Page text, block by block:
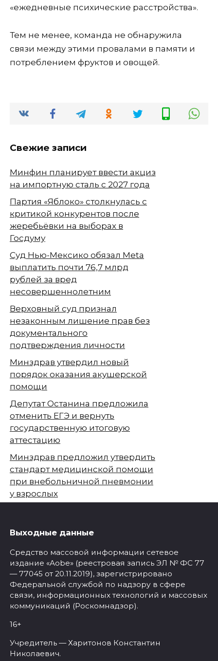
«ежедневные психические расстройства».
Тем не менее, команда не обнаружила
связи между этими провалами в памяти и
потреблением фруктов и овощей.
Свежие записи
Минфин планирует ввести акциз
на импортную сталь с 2027 года
Партия «Яблоко» столкнулась с
критикой конкурентов после
жеребьёвки на выборах в
Госдуму
Суд Нью-Мексико обязал Meta
выплатить почти 76,7 млрд
рублей за вред
несовершеннолетним
Верховный суд признал
незаконным лишение прав без
документального
подтверждения личности
Минздрав утвердил новый
порядок оказания акушерской
помощи
Депутат Останина предложила
отменить ЕГЭ и вернуть
государственную итоговую
аттестацию
Минздрав предложил утвердить
стандарт медицинской помощи
при внебольничной пневмонии
у взрослых
Выходные данные
Средство массовой информации сетевое
издание «Aobe» (реестровая запись ЭЛ № ФС 77
— 77045 от 20.11.2019), зарегистрировано
Федеральной службой по надзору в сфере
связи, информационных технологий и массовых
коммуникаций (Роскомнадзор).
16+
Учредитель — Харитонов Константин
Николаевич.